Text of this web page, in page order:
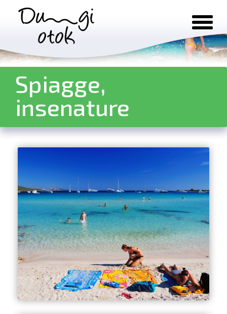
Salta al contenuto
Spiagge,
insenature